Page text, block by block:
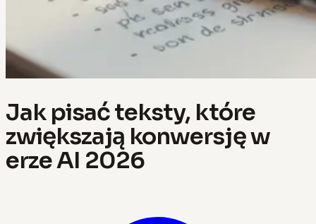
Jak pisać teksty, które
zwiększają konwersję w
erze AI 2026